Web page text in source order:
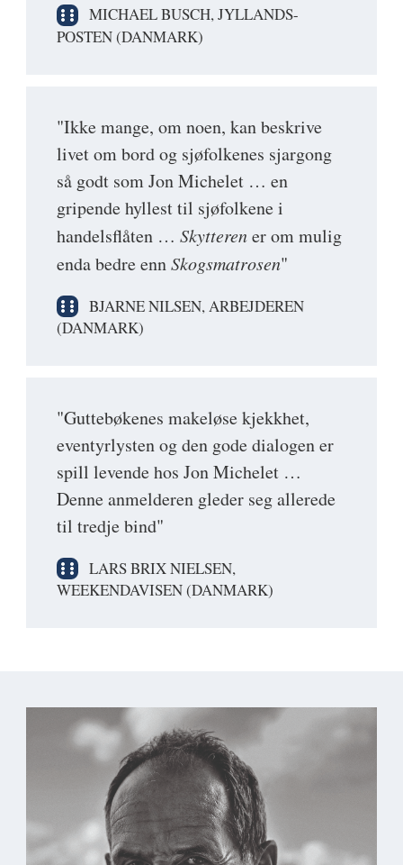
MICHAEL BUSCH, JYLLANDS-
POSTEN (DANMARK)
"Ikke mange, om noen, kan beskrive
livet om bord og sjøfolkenes sjargong
så godt som Jon Michelet … en
gripende hyllest til sjøfolkene i
handelsflåten … Skytterener om mulig
enda bedre ennSkogsmatrosen"
BJARNE NILSEN, ARBEJDEREN
(DANMARK)
"Guttebøkenes makeløse kjekkhet,
eventyrlysten og den gode dialogen er
spill levende hos Jon Michelet …
Denne anmelderen gleder seg allerede
til tredje bind"
LARS BRIX NIELSEN,
WEEKENDAVISEN (DANMARK)